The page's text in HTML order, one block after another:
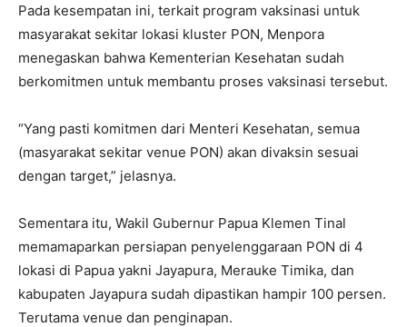
Pada kesempatan ini, terkait program vaksinasi untuk
masyarakat sekitar lokasi kluster PON, Menpora
menegaskan bahwa Kementerian Kesehatan sudah
berkomitmen untuk membantu proses vaksinasi tersebut.
“Yang pasti komitmen dari Menteri Kesehatan, semua
(masyarakat sekitar venue PON) akan divaksin sesuai
dengan target,” jelasnya.
Sementara itu, Wakil Gubernur Papua Klemen Tinal
memamaparkan persiapan penyelenggaraan PON di 4
lokasi di Papua yakni Jayapura, Merauke Timika, dan
kabupaten Jayapura sudah dipastikan hampir 100 persen.
Terutama venue dan penginapan.